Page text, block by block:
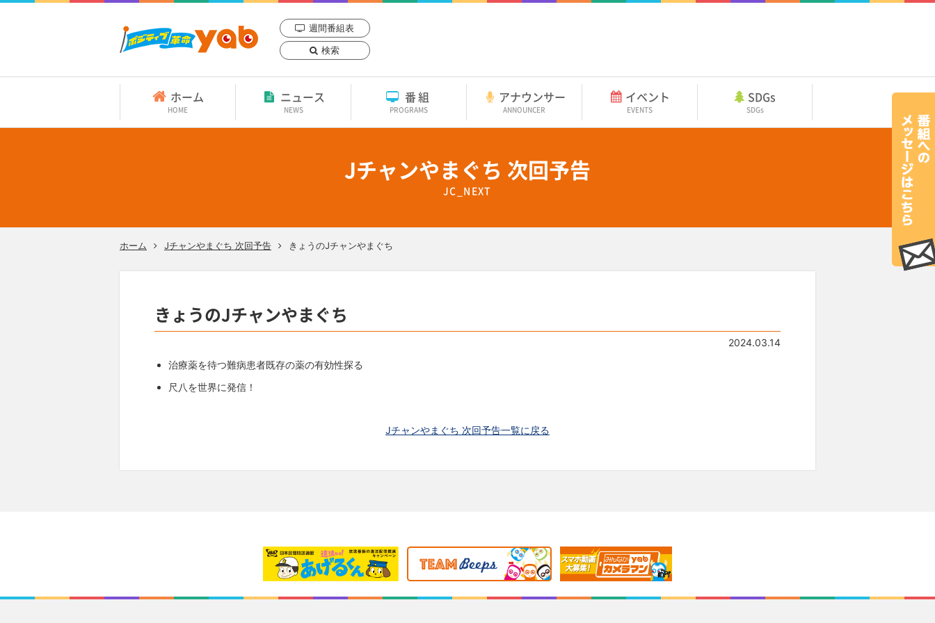
週間番組表
検索
ホーム
HOME
ニュース
NEWS
番組
PROGRAMS
アナウンサー
ANNOUNCER
イベント
EVENTS
SDGs
SDGs
Jチャンやまぐち 次回予告
JC_NEXT
ホーム Jチャンやまぐち 次回予告 きょうのJチャンやまぐち
きょうのJチャンやまぐち
2024.03.14
治療薬を待つ難病患者既存の薬の有効性探る
尺八を世界に発信！
Jチャンやまぐち 次回予告一覧に戻る